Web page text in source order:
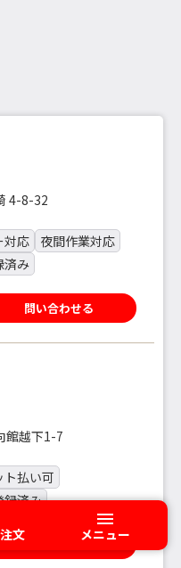
4-8-32
対応
夜間作業対応
済み
問い合わせる
館越下1-7
ト払い可
録済み
問い合わせる
文 メニュー